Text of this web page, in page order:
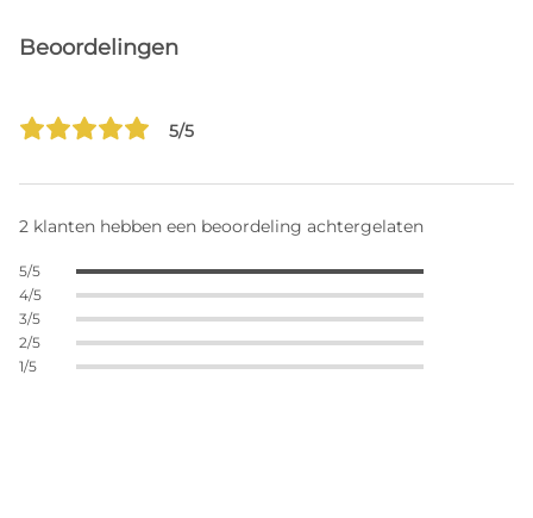
Beoordelingen
5/5
2 klanten hebben een beoordeling achtergelaten
5/5
4/5
3/5
2/5
1/5